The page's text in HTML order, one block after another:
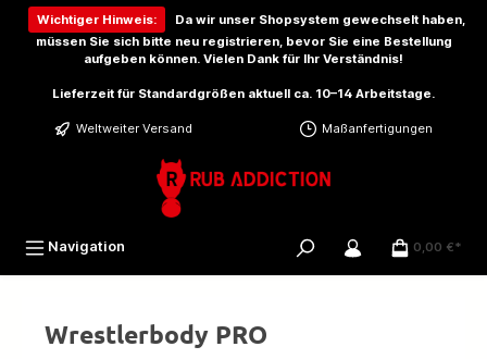
springen
Wichtiger Hinweis:
Da wir unser Shopsystem gewechselt haben,
müssen Sie sich bitte neu registrieren, bevor Sie eine Bestellung
aufgeben können. Vielen Dank für Ihr Verständnis!
Lieferzeit für Standardgrößen aktuell ca. 10–14 Arbeitstage.
Weltweiter Versand Maßanfertigungen
Navigation 0,00 €*
Wrestlerbody PRO